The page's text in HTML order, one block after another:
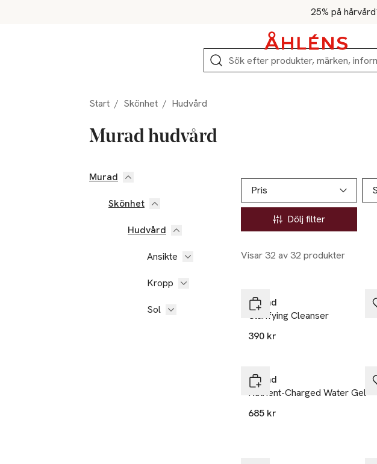
25% på
Sök
Start / Skönhet / Hudvård
Murad hudvård
Hoppa till produktsidan
Murad
Skönhet
Hudvård
Ansikte
Kropp
Sol
Hoppa till produktsidan
Pris
Dölj filter
Visar 32 av 32 produkter
Lista över produkter
Murad
Clarifying Cleanser
390 kr
Murad
Nutrient-Charged Water Gel
685 kr